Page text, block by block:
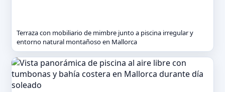
Terraza con mobiliario de mimbre junto a piscina irregular y
entorno natural montañoso en Mallorca